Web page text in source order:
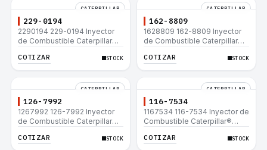
CATERPILLAR
229-0194
2290194 229-0194 Inyector
de Combustible Caterpillar®
3516C 854G 992G
COTIZAR STOCK
CATERPILLAR
162-8809
1628809 162-8809 Inyector
de Combustible Caterpillar®
3516C 854G 992G
COTIZAR STOCK
CATERPILLAR
126-7992
1267992 126-7992 Inyector
de Combustible Caterpillar®
3516C 854G 992G
COTIZAR STOCK
CATERPILLAR
116-7534
1167534 116-7534 Inyector de
Combustible Caterpillar®
3516C 854G 992G
COTIZAR STOCK